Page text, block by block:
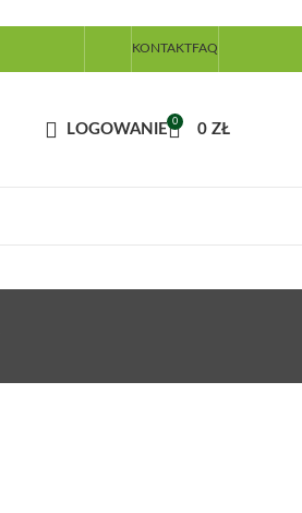
KONTAKTFAQ
LOGOWANIE 0 0 ZŁ